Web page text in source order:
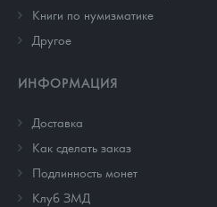
Книги по нумизматике
Другое
ИНФОРМАЦИЯ
Доставка
Как сделать заказ
Подлинность монет
Клуб ЗМД